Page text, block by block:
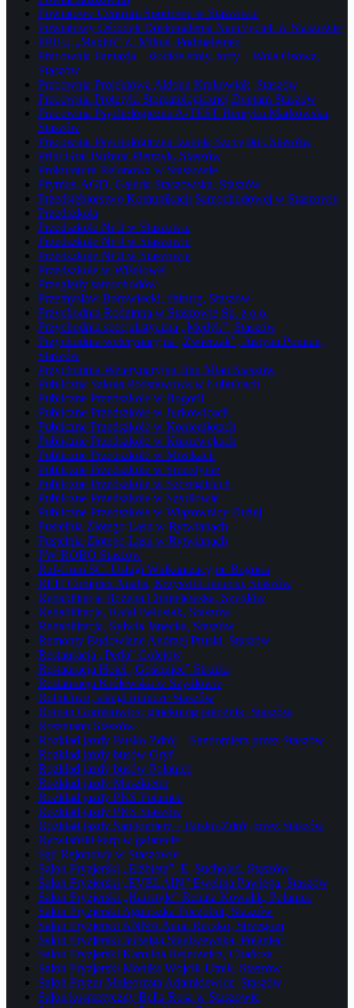
Powiatowe Centrum Sportowe w Staszowie
Powiatowy Ośrodek Doskonalenia Nauczycieli w Staszowie
PPHU „Maxim” Z. Mikus, Podmaleniec
Pracownia Fantazja – słodkie stoły, torty – Wola Osowa,
Staszów
Pracownia Projektowa Aldona Krakowiak, Staszów
Pracownia Protetyki Stomatologicznej Dentam Staszów
Pracownia Psychologiczna A-TEST Henryka Markowska,
Staszów
Pracownia Psychologiczna Izabela Szczypior, Staszów
Print Graf Bożena Pietrzyk, Staszów
Prokuratura Rejonowa w Staszowie
Prymus-AGD, Galeria Staszowska, Staszów
Przedsiębiorstwo Komunikacji Samochodowej w Staszowie
Przedszkola
Przedszkole Nr 3 w Staszowie
Przedszkole Nr 4 w Staszowie
Przedszkole Nr 8 w Staszowie
Przedszkole w Wiśniowej
Przeglądy samochodów
Przemysław Borowiecki, chirurg, Staszów
Przychodnia Rodzinna w Staszowie Sp. z o.o.
Przychodnia specjalistyczna „Medyk”, Staszów
Przychodnia weterynaryjna „Zwierzak”, Justyna Pomian,
Staszów
Przychodnia Weterynaryjna Hau Miau Staszów
Publiczna Szkoła Podstawowa w Łubnicach
Publiczne Przedszkole w Bogorii
Publiczne Przedszkole w Jurkowicach
Publiczne Przedszkole w Koniemłotach
Publiczne Przedszkole w Kurozwękach
Publiczne Przedszkole w Mostkach
Publiczne Przedszkole w Smerdynie
Publiczne Przedszkole w Szczeglicach
Publiczne Przedszkole w Szydłowie
Publiczne Przedszkole w Wiązownicy Dużej
Pustelnia Złotego Lasu w Rytwianach
Pustelnia Złotego Lasu w Rytwianach
PW ROBO Staszów
Raf-Gum SC. Usługi Wulkanizacyjne Bogoria
REH Complex Analis, Krzysztof Janecki, Staszów
Rehabilitacja Bożena Chmielewska, Szydłów
Rehabilitacja, Rafał Belusiak, Staszów
Rehabilitacja, Sylwia Janecka, Staszów
Remonty Budowlane Andrzej Pruski, Staszów
Restauracja „Perła” Golejów
Restauracja Hotel „Gościniec” Strużki
Restauracja Królewska w Szydłowie
Rolnictwo, usługi rolnicze Staszów
Roman Gorostowicz, ginekolog położnik, Staszów
Rossmann Staszów
Rozkład jazdy Busko-Zdrój – Sandomierz przez Staszów
Rozkład jazdy busów Gryf
Rozkład jazdy busów Połaniec
Rozkład jazdy Muszkieter
Rozkład jazdy PKS Połaniec
Rozkład jazdy PKS Staszów
Rozkład jazdy Sandomierz – Busko-Zdrój przez Staszów
Rytwiański karp w galarecie
Sąd Rejonowy w Staszowie
Salon Fryzjerski „Elżbieta”, E. Suchojad, Staszów
Salon Fryzjerski „EVELAIN” Ewelina Pawlęga, Staszów
Salon Fryzjerski „Hairstyle” Renata Kowalik, Połaniec
Salon Fryzjerski Agnieszka Poczobut, Staszów
Salon Fryzjerski ANNA Anna Reczko, Strzegom
Salon Fryzjerski Jadwiga Staniszewska, Połaniec
Salon Fryzjerski Karolina Rejnowicz, Chańcza
Salon Fryzjerski Monika Wójcik-Utnik, Staszów
Salon Fryzur Małgorzata Adamkiewicz, Staszów
Salon kosmetyczny Bella Rosa w Staszowie